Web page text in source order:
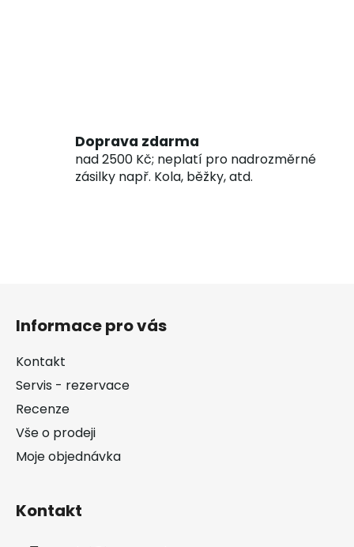
Doprava zdarma
nad 2500 Kč; neplatí pro nadrozměrné
zásilky např. Kola, běžky, atd.
Informace pro vás
Kontakt
Servis - rezervace
Recenze
Vše o prodeji
Moje objednávka
Kontakt